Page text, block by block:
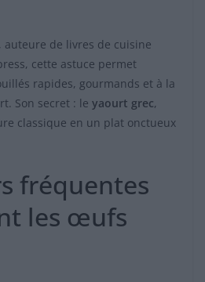
auteure de livres de cuisine
cette astuce permet
rapides, gourmands et à la
Son secret : le yaourt grec,
classique en un plat onctueux
fréquentes
les œufs